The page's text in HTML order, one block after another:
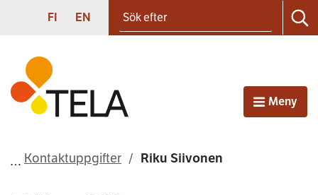
Gå till innehållet
SUOMI
FI ENGLISH
EN
Första sidan
Öppna
Meny
Kontaktuppgifter Riku Siivonen